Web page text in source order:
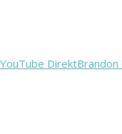
YouTube DirektBrandon